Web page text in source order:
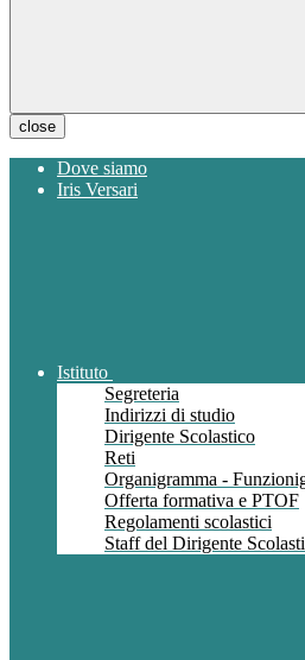
close
Dove siamo
Iris Versari
Istituto
Segreteria
Indirizzi di studio
Dirigente Scolastico
Reti
Organigramma -
Offerta formativa e PTOF
Regolamenti scolastici
Staff del Dirigente